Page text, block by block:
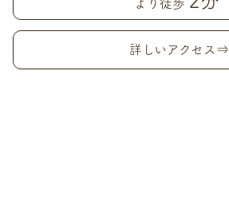
より徒歩
詳しいアクセス⇒